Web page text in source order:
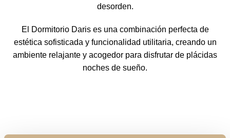
desorden.
El Dormitorio Daris es una combinación perfecta de
estética sofisticada y funcionalidad utilitaria, creando un
ambiente relajante y acogedor para disfrutar de plácidas
noches de sueño.